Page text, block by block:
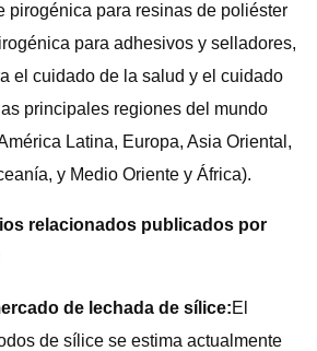
pirogénica para resinas de poliéster
para adhesivos y selladores,
el cuidado de la salud y el cuidado
principales regiones del mundo
Latina, Europa, Asia Oriental,
y Medio Oriente y África).
relacionados publicados por
de lechada de sílice:El
de sílice se estima actualmente